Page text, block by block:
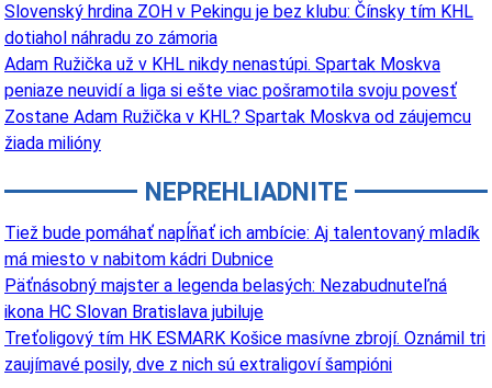
Slovenský hrdina ZOH v Pekingu je bez klubu: Čínsky tím KHL
dotiahol náhradu zo zámoria
Adam Ružička už v KHL nikdy nenastúpi. Spartak Moskva
peniaze neuvidí a liga si ešte viac pošramotila svoju povesť
Zostane Adam Ružička v KHL? Spartak Moskva od záujemcu
žiada milióny
NEPREHLIADNITE
Tiež bude pomáhať napĺňať ich ambície: Aj talentovaný mladík
má miesto v nabitom kádri Dubnice
Päťnásobný majster a legenda belasých: Nezabudnuteľná
ikona HC Slovan Bratislava jubiluje
Treťoligový tím HK ESMARK Košice masívne zbrojí. Oznámil tri
zaujímavé posily, dve z nich sú extraligoví šampióni